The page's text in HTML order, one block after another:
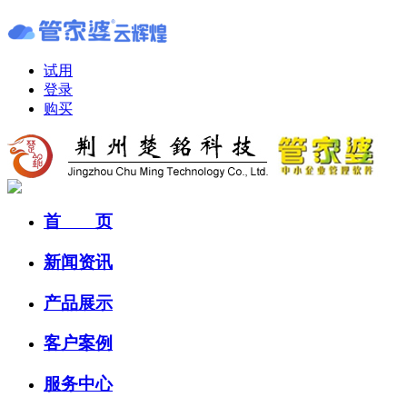
试用
登录
购买
首 页
新闻资讯
产品展示
客户案例
服务中心